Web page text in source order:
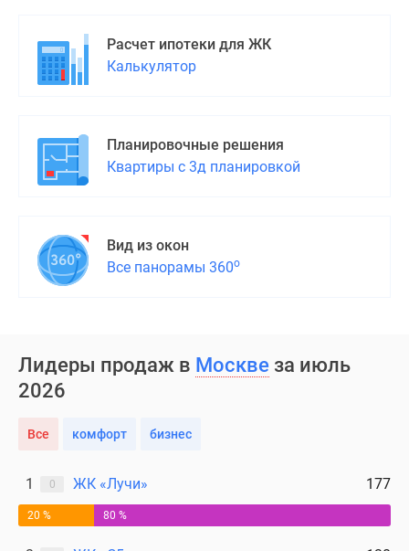
Расчет ипотеки для ЖК
Калькулятор
Планировочные решения
Квартиры с 3д планировкой
Вид из окон
Все панорамы 360о
Лидеры продаж в Москве за июль
2026
Все комфорт бизнес
1 0 ЖК «Лучи» 177
20 % 80 %